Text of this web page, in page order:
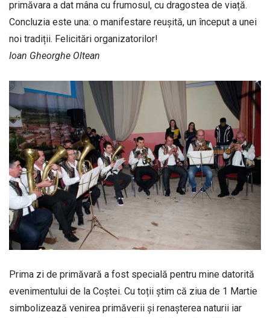
primăvara a dat mâna cu frumosul, cu dragostea de viață.
Concluzia este una: o manifestare reușită, un început a unei
noi tradiții. Felicitări organizatorilor!
Ioan Gheorghe Oltean
Prima zi de primăvară a fost specială pentru mine datorită
evenimentului de la Coștei. Cu toții știm că ziua de 1 Martie
simbolizează venirea primăverii și renașterea naturii iar